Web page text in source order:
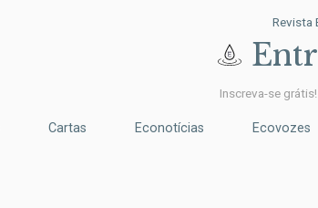
Revista
Inscreva-se
Cartas Econotícias Ecovozes